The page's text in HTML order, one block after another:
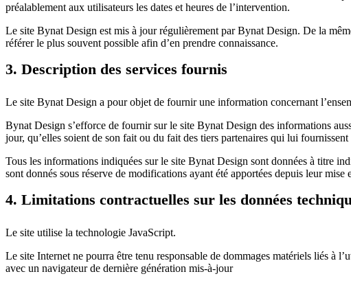
préalablement aux utilisateurs les dates et heures de l’intervention.
Le site Bynat Design est mis à jour régulièrement par Bynat Design. De la
référer le plus souvent possible afin d’en prendre connaissance.
3. Description des services fournis
Le site Bynat Design a pour objet de fournir une information concernant
Bynat Design s’efforce de fournir sur le site Bynat Design des informations
jour, qu’elles soient de son fait ou du fait des tiers partenaires qui lui
Tous les informations indiquées sur le site Bynat Design sont données à titre
sont donnés sous réserve de modifications ayant été apportées depuis leur mise
4. Limitations contractuelles sur les données
Le site utilise la technologie JavaScript.
Le site Internet ne pourra être tenu responsable de dommages matériels liés à
avec un navigateur de dernière génération mis-à-jour